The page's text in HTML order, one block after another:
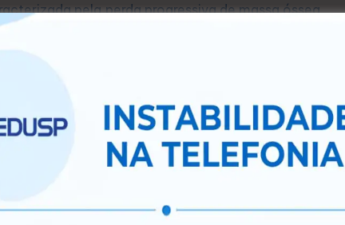
pela perda progressiva de massa óssea,
a fraturas. A osteoporose afeta principalmente
uma das principais causas de fraturas em idosos.
identificar a perda óssea em estágios iniciais,
antes que o quadro se agrave.
a detectar é aosteopenia
, que é uma condição
e a osteoporose. A osteopenia indica uma
mas ainda não no nível de osteoporose. Detectar
ou mudanças no estilo de vida, pode